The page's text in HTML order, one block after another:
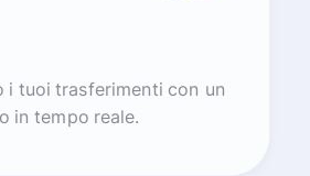
i tuoi trasferimenti con un
in tempo reale.